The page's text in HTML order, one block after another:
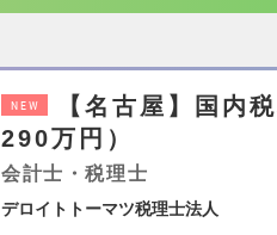
NEW
【名古屋】国内
290万円）
会計士・税理士
デロイトトーマツ税理士法人